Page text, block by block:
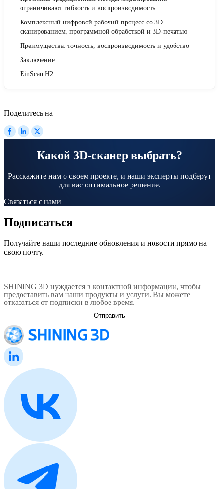
ограничивают гибкость и воспроизводимость
Комплексный цифровой рабочий процесс со 3D-
сканированием, программной обработкой и 3D-печатью
Преимущества: точность, воспроизводимость и удобство
Заключение
EinScan H2
Поделитесь на
Какой 3D-сканер выбрать?
Расскажите нам о своем проекте, и наши эксперты подберут
для вас оптимальное решение.
Связаться с нами
Подписаться
Получайте наши последние обновления и новости прямо на
свою почту.
SHINING 3D нуждается в контактной информации, чтобы
предоставить вам наши продукты и услуги. Вы можете
отказаться от подписки в любое время.